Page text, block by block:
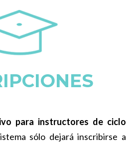
para instructores de ciclo
sólo dejará inscribirse a